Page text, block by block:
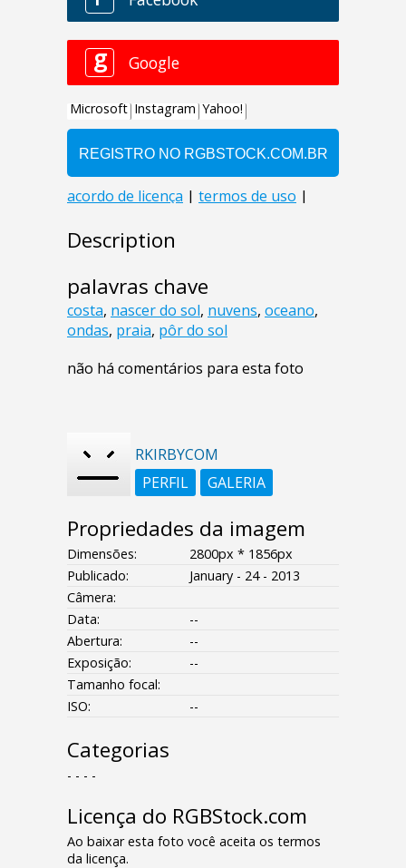
Description
palavras chave
costa, nascer do sol, nuvens, oceano,
ondas, praia, pôr do sol
não há comentários para esta foto
RKIRBYCOM
PERFIL
GALERIA
Propriedades da imagem
Dimensões:
2800px * 1856px
Publicado:
January - 24 - 2013
Câmera:
Data:
--
Abertura:
--
Exposição:
--
Tamanho focal:
ISO:
--
Categorias
- - - -
Licença do RGBStock.com
Ao baixar esta foto você aceita os termos
da licença.